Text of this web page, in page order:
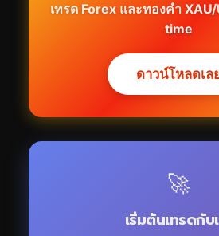
เทรด Forex และทองคำ
time
ดาวน์โหลดเล
🚀
เริ่มต้นเทรดกับ